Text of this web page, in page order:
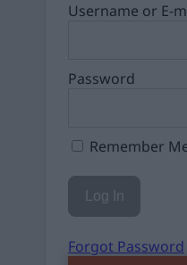
Username or E-
Password
Remember
Forgot Password